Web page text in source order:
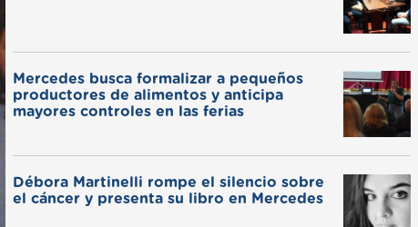
Mercedes busca formalizar a pequeños
productores de alimentos y anticipa
mayores controles en las ferias
Débora Martinelli rompe el silencio sobre
el cáncer y presenta su libro en Mercedes